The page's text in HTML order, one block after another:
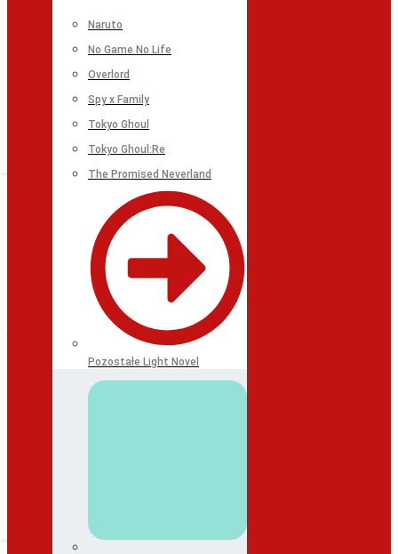
Naruto
No Game No Life
Overlord
Spy x Family
Tokyo Ghoul
Tokyo Ghoul:Re
The Promised Neverland
Pozostałe Light Novel